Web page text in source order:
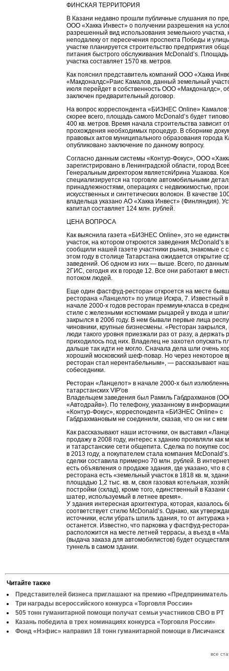
ФИНСКАЯ ТЕРРИТОРИЯ
В Казани недавно прошли публичные слушания по
ООО «Хакка Инвест» о получении разрешения на
разрешенный вид использования земельного участка,
неподалеку от пересечения проспекта Победы и
участке планируется строительство предприятия
питания быстрого обслуживания McDonald’s. Площадь
участка составляет 1570 кв. метров.
Как пояснил представитель компаний ООО «Хакка
«Макдоналдс»Раис Камалов, данный земельный
июля перейдет в собственность ООО «Макдоналдс»,
заключен предварительный договор.
На вопрос корреспондента «БИЗНЕС Online» Камалов
скорее всего, площадь самого McDonald’s будет
400 кв. метров. Время начала строительства зависит
прохождения необходимых процедур. В сборнике
правовых актов муниципального образования города
опубликовано заключение по данному вопросу.
Согласно данным системы «Контур-Фокус», ООО
зарегистрировано в Ленинградской области, город
Генеральным директором являетсяИрина Ушакова.
специализируется на торговле автомобильными
принадлежностями, операциях с недвижимостью,
искусственных и синтетических волокон. В качестве
владельца указано АО «Хакка Инвест» (Финляндия).
капитал составляет 124 млн. рублей.
ЦЕНА ВОПРОСА
Как выяснила газета «БИЗНЕС Online», это не
участок, на котором откроются заведения McDonald’s
сообщили нашей газете участники рынка, знакомые с
этом году в столице Татарстана ожидается открытие
заведений. Об одном из них — выше. Всего, по данным
2ГИС, сегодня их в городе 12. Все они работают в
потоком людей.
Еще один фастфуд-ресторан откроется на месте
ресторана «Ланцелот» по улице Искра, 7. Известный
начале 2000-х годов ресторан премиум-класса в
стиле с железными костюмами рыцарей у входа и
закрылся в 2006 году. В нем бывали первые лица
чиновники, крупные бизнесмены. «Ресторан закрылся,
люди такого уровня приезжали раз от разу, а держать
приходилось под них. Владелец не захотел опускать
дальше так идти не могло. Сначала дела шли очень
хороший московский шеф-повар. Но через некоторое
ресторан стал нерентабельным», — рассказывают
собеседники.
Ресторан «Ланцелот» в начале 2000-х был
татарстанских VIP'ов
Владельцем заведения был Рамиль Габдрахманов
«Автодрайв»). По телефону, указанному в
«Контур-Фокус», корреспондента «БИЗНЕС Online» с
Габдрахмановым не соединили, сказав, что он ни с
Как рассказывают наши источники, он выставил
продажу в 2008 году, интерес к зданию проявляли как
и татарстанские сети общепита. Сделка по покупке
в 2013 году, а покупателем стала компания
сделки составила примерно 70 млн. рублей. В
есть объявления о продаже здания, где указано, что в
ресторана есть «земельный участок в 1818 кв. м,
площадью 1,2 тыс. кв. м, своя газовая котельная,
постройки (склад), кроме того, единственный в
шатер, используемый в летнее время».
У здания интересная архитектура, которая, казалось
соответствует стилю McDonald’s. Однако, как
источники, если убрать шпиль здания, то от антуража
останется. Известно, что парковка у фастфуд-
расположится на месте летней террасы, а въезд в
(выдача заказа для автомобилистов) будет
туннель в самом здании.
Читайте также
Представителей бизнеса приглашают на премию «Предприниматель
Три награды всероссийского конкурса «Торговля России»
505 тонн гуманитарной помощи получат семьи участников СВО в РТ
Казань победила в трех номинациях конкурса «Торговля России»
Фонд «Нэфис» направил 18 тонн гуманитарной помощи в Лисичанск
все